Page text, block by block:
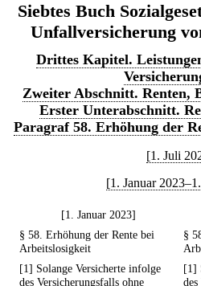
Siebtes Buch
Unfallversicherung
Drittes Kapitel.
Zweiter Abschnitt. Renten,
Erster Unterabschnitt.
Paragraf 58. Erhöhung der
[1. Juli
[1. Januar
[1. Januar 2023]
§ 58. Erhöhung der Rente bei
Arbeitslosigkeit
§
[1] Solange Versicherte infolge
des Versicherungsfalls ohne
[1]